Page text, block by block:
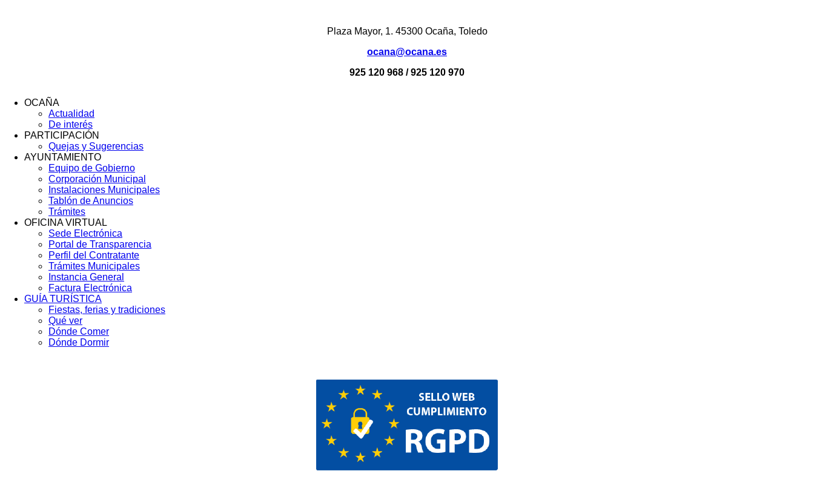
Plaza Mayor, 1. 45300 Ocaña, Toledo
ocana@ocana.es
925 120 968 / 925 120 970
OCAÑA
Actualidad
De interés
PARTICIPACIÓN
Quejas y Sugerencias
AYUNTAMIENTO
Equipo de Gobierno
Corporación Municipal
Instalaciones Municipales
Tablón de Anuncios
Trámites
OFICINA VIRTUAL
Sede Electrónica
Portal de Transparencia
Perfil del Contratante
Trámites Municipales
Instancia General
Factura Electrónica
GUÍA TURÍSTICA
Fiestas, ferias y tradiciones
Qué ver
Dónde Comer
Dónde Dormir